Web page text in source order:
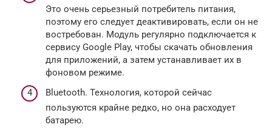
Это очень серьезный потребитель питания,
поэтому его следует деактивировать, если он не
востребован. Модуль регулярно подключается к
сервису Google Play, чтобы скачать обновления
для приложений, а затем устанавливает их в
фоновом режиме.
Bluetooth. Технология, которой сейчас
пользуются крайне редко, но она расходует
батарею.